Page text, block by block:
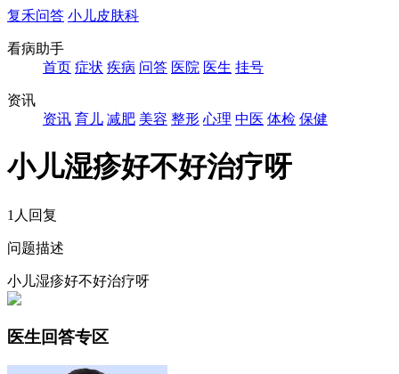
复禾问答 小儿皮肤科
看病助手
首页 症状 疾病 问答 医院 医生 挂号
资讯
资讯 育儿 减肥 美容 整形 心理 中医 体检 保健
小儿湿疹好不好治疗呀
1人回复
问题描述
小儿湿疹好不好治疗呀
医生回答专区